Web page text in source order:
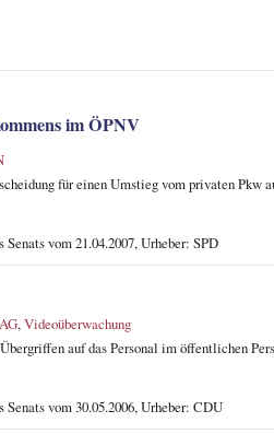
im ÖPNV
für einen Umstieg vom privaten Pkw
vom 21.04.2007, Urheber: SPD
,Videoüberwachung
auf das Personal im öffentlichen
vom 30.05.2006, Urheber: CDU